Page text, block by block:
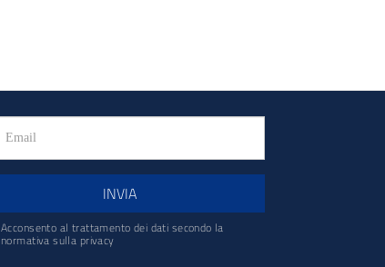
INVIA
Acconsento al trattamento dei dati secondo la
normativa sulla privacy